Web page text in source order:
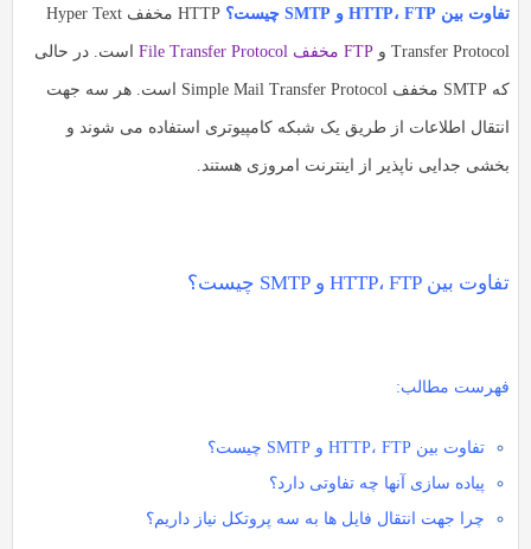
به
اشتراک
بگذارید.
با
دوستان
بگذارید.
لینک
تفاوت بین HTTP، FTP و SMTP چیست؟ HTTP مخفف Hyper Text
Transfer Protocol و FTP مخفف File Transfer Protocol است. در حالی
که SMTP مخفف Simple Mail Transfer Protocol است. هر سه جهت
انتقال اطلاعات از طریق یک شبکه کامپیوتری استفاده می شوند و
بخشی جدایی ناپذیر از اینترنت امروزی هستند.
تفاوت بین HTTP، FTP و SMTP چیست؟
فهرست مطالب:
تفاوت بین HTTP، FTP و SMTP چیست؟
پیاده سازی آنها چه تفاوتی دارد؟
چرا جهت انتقال فایل ها به سه پروتکل نیاز داریم؟